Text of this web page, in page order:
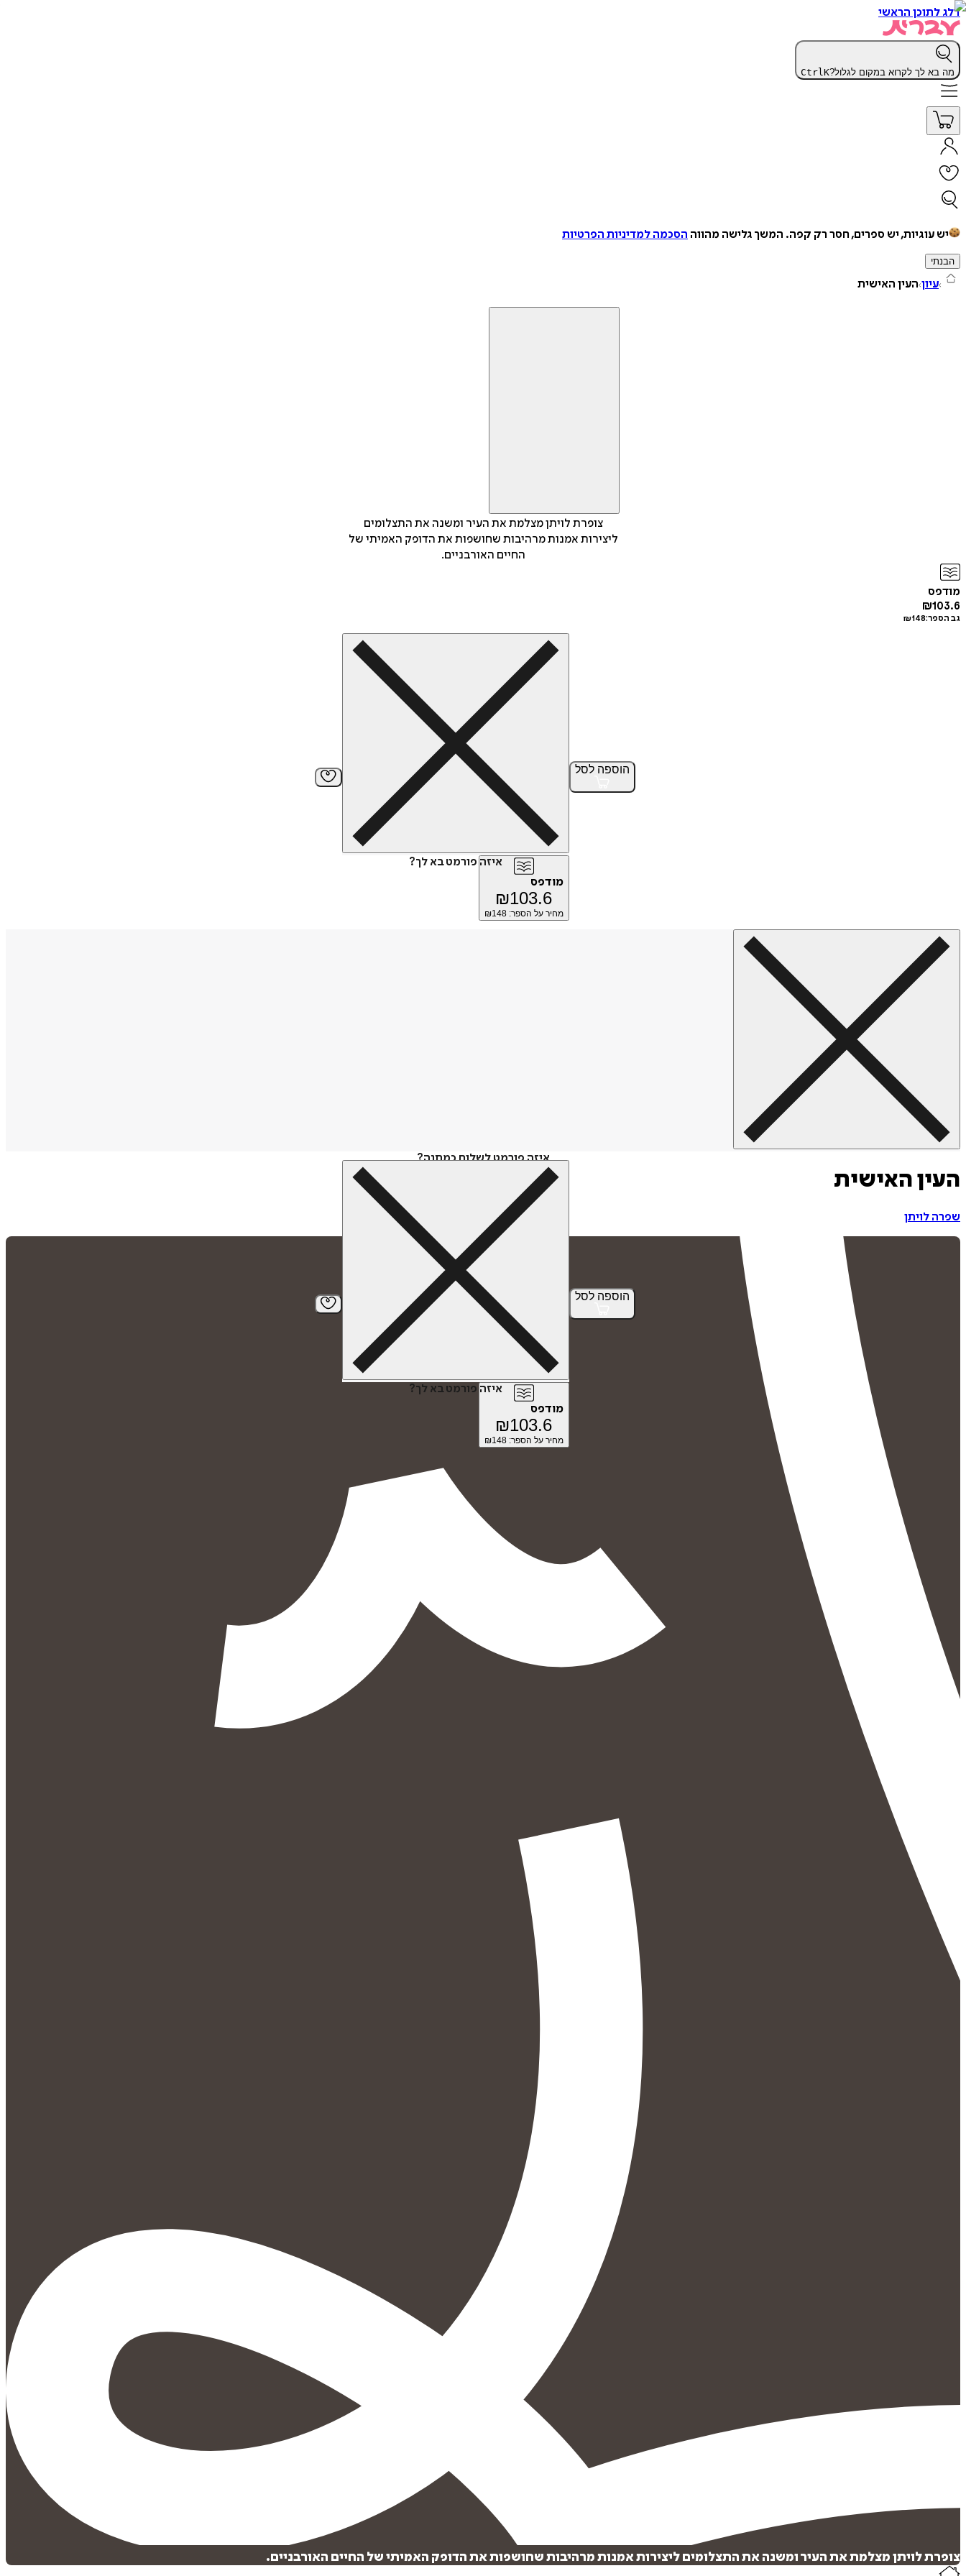
דלג לתוכן הראשי
מה בא לך לקרוא במקום לגלול? CtrlK
יש עוגיות, יש ספרים, חסר רק קפה. המשך גלישה מהווה הסכמה למדיניות הפרטיות
הבנתי
עיון העין האישית
צופרת לויתן מצלמת את העיר ומשנה את התצלומים
ליצירות אמנות מרהיבות שחושפות את הדופק האמיתי של
החיים האורבניים.
מודפס
₪103.6
גב הספר: ₪148
הוספה לסל
איזה פורמט בא לך?
מודפס
₪103.6
מחיר על הספר: ₪148
איזה פורמט לשלוח כמתנה?
הוספה לסל
איזה פורמט בא לך?
מודפס
₪103.6
מחיר על הספר: ₪148
העין האישית
שפרה לויתן
צופרת לויתן מצלמת את העיר ומשנה את התצלומים ליצירות אמנות מרהיבות שחושפות את הדופק האמיתי של החיים האורבניים.